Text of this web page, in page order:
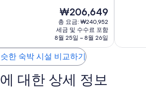
현
재
요
금
₩206,649
₩206,649
총 요금: ₩240,952
세금 및 수수료 포함
8월 25일 ~ 8월 26일
드
최
한 숙박 시설 비교하기
대한 상세 정보